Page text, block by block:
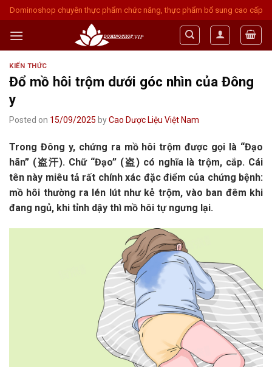
Skip
to
content
Dominoshop chuyên thực phẩm chức năng, thực phẩm bổ sung cao cấp
KIẾN THỨC
Đổ mồ hôi trộm dưới góc nhìn của Đông
y
Posted on 15/09/2025 byCao Dược Liệu Việt Nam
Trong Đông y, chứng ra mồ hôi trộm được gọi là “Đạo
hãn” (盗汗). Chữ “Đạo” (盗) có nghĩa là trộm, cắp. Cái
tên này miêu tả rất chính xác đặc điểm của chứng bệnh:
mồ hôi thường ra lén lút như kẻ trộm, vào ban đêm khi
đang ngủ, khi tỉnh dậy thì mồ hôi tự ngưng lại.